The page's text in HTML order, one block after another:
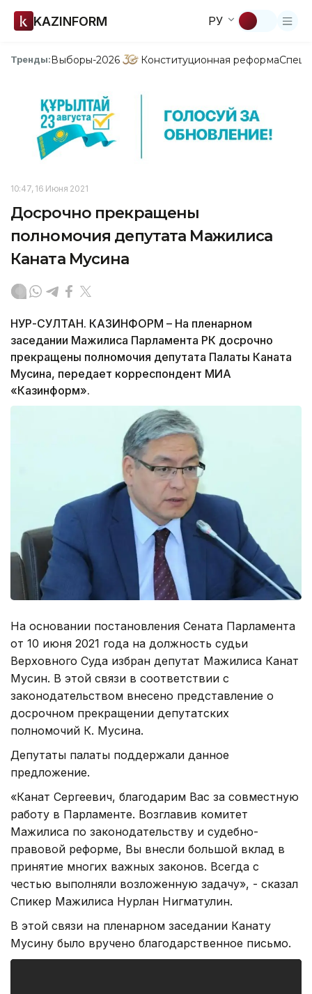
KAZINFORM РУ
Тренды:Выборы-2026 Конституционная реформа
10:47, 16 Июня 2021
Досрочно прекращены
полномочия депутата Мажилиса
Каната Мусина
НУР-СУЛТАН. КАЗИНФОРМ – На пленарном
заседании Мажилиса Парламента РК досрочно
прекращены полномочия депутата Палаты Каната
Мусина, передает корреспондент МИА
«Казинформ».
На основании постановления Сената Парламента
от 10 июня 2021 года на должность судьи
Верховного Суда избран депутат Мажилиса Канат
Мусин. В этой связи в соответствии с
законодательством внесено представление о
досрочном прекращении депутатских
полномочий К. Мусина.
Депутаты палаты поддержали данное
предложение.
«Канат Сергеевич, благодарим Вас за совместную
работу в Парламенте. Возглавив комитет
Мажилиса по законодательству и судебно-
правовой реформе, Вы внесли большой вклад в
принятие многих важных законов. Всегда с
честью выполняли возложенную задачу», - сказал
Спикер Мажилиса Нурлан Нигматулин.
В этой связи на пленарном заседании Канату
Мусину было вручено благодарственное письмо.